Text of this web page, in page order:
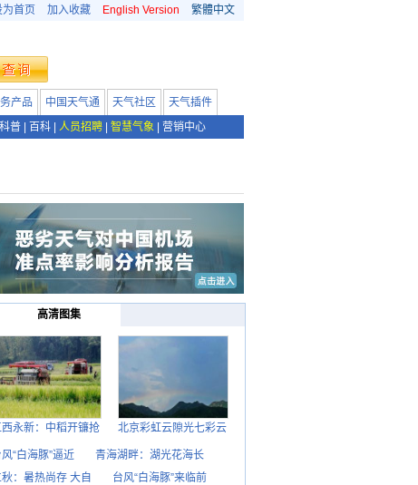
为首页 加入收藏 English Version 繁體中文
产品 中国天气通 天气社区
天气插件
科普 百科 人员招聘 智慧气象 营销中心
高清图集
永新：中稻开镰抢 北京彩虹云隙光七彩云
风“白海豚”逼近
青海湖畔：湖光花海长
：暑热尚存 大自
台风“白海豚”来临前